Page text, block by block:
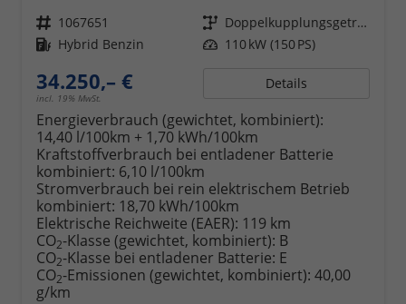
Fahrzeugnr. 1067651 Getriebe
Doppelkupplungsgetriebe (DSG)
Kraftstoff Hybrid Benzin Leistung 110 kW (150 PS)
34.250,– €
incl. 19% MwSt.
Details
Energieverbrauch (gewichtet, kombiniert):
14,40 l/100km + 1,70 kWh/100km
Kraftstoffverbrauch bei entladener Batterie
kombiniert: 6,10 l/100km
Stromverbrauch bei rein elektrischem Betrieb
kombiniert: 18,70 kWh/100km
Elektrische Reichweite (EAER): 119 km
CO2-Klasse (gewichtet, kombiniert): B
CO2-Klasse bei entladener Batterie: E
CO2-Emissionen (gewichtet, kombiniert): 40,00
g/km